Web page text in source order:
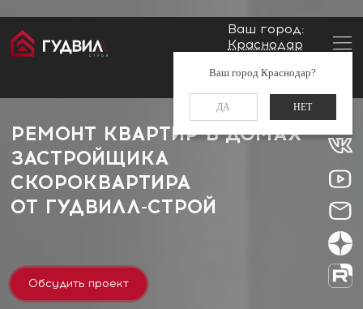
Ваш город:
Краснодар
Ваш город Краснодар?
ДА НЕТ
Заказать звонок
Главная Застройщики
РЕМОНТ КВАРТИР В ДОМАХ
ЗАСТРОЙЩИКА
СКОРОКВАРТИРА
ОТ ГУДВИЛЛ-СТРОЙ
Обсудить проект